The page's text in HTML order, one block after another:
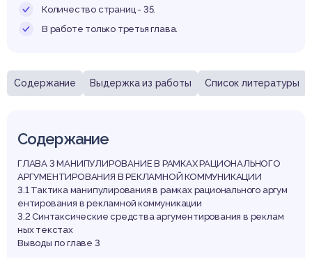
Содержание Выдержка из работы Список литературы
Содержание
ГЛАВА 3 МАНИПУЛИРОВАНИЕ В РАМКАХ РАЦИОНАЛЬНОГО
АРГУМЕНТИРОВАНИЯ В РЕКЛАМНОЙ КОММУНИКАЦИИ
3.1 Тактика манипулирования в рамках рационального аргум
ентирования в рекламной коммуникации
3.2 Синтаксические средства аргументирования в реклам
ных текстах
Выводы по главе 3
Количество страниц - 35.
В работе только третья глава.